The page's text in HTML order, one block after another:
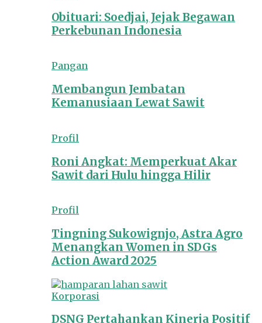
Obituari: Soedjai, Jejak Begawan
Perkebunan Indonesia
Pangan
Membangun Jembatan
Kemanusiaan Lewat Sawit
Profil
Roni Angkat: Memperkuat Akar
Sawit dari Hulu hingga Hilir
Profil
Tingning Sukowignjo, Astra Agro
Menangkan Women in SDGs
Action Award 2025
Korporasi
DSNG Pertahankan Kinerja Positif